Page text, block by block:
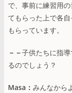
で、事前に練習用
てもらった上で各
もらっています。
－－子供たちに指
るのでしょう？
Masa： みんなから